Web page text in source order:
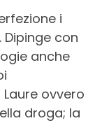
i
Dipinge con
anche
ovvero
droga; la